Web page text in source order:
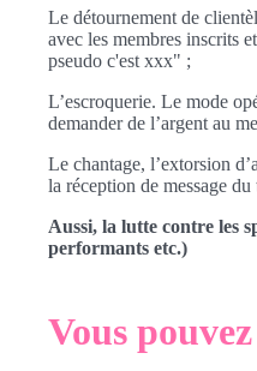
Le détournement de
avec les membres inscrits
pseudo c'est xxx" ;
L’escroquerie. Le mode
demander de l’argent au
Le chantage, l’extorsion
la réception de message
Aussi, la lutte contre les
performants etc.)
Vous